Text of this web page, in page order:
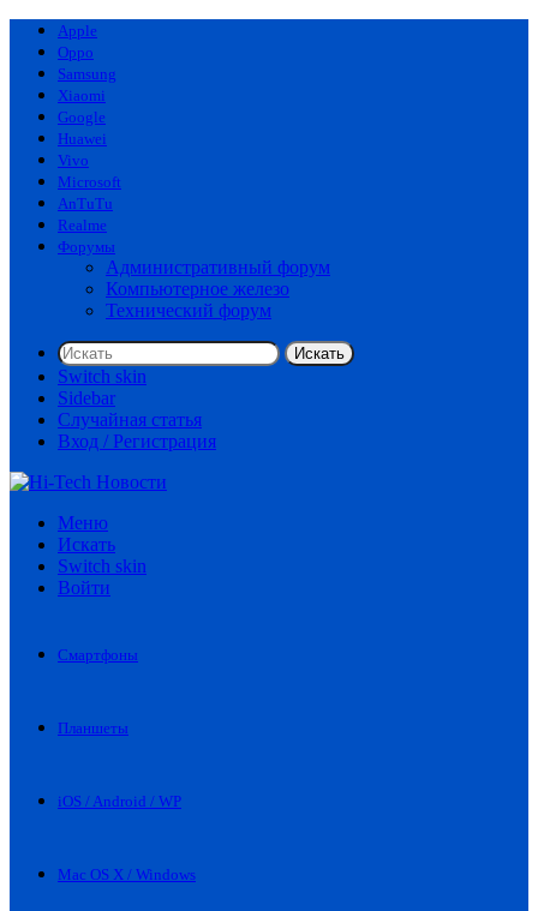
Apple
Oppo
Samsung
Xiaomi
Google
Huawei
Vivo
Microsoft
AnTuTu
Realme
Форумы
Административный форум
Компьютерное железо
Технический форум
Искать
Switch skin
Sidebar
Случайная статья
Вход / Регистрация
Меню
Искать
Switch skin
Войти
Смартфоны
Планшеты
iOS / Android / WP
Mac OS X / Windows